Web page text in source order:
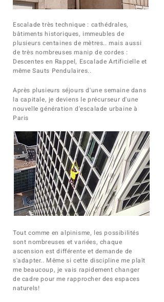
Escalade très technique : cathédrales,
bâtiments historiques, immeubles de
plusieurs centaines de mètres.. mais aussi
de très nombreuses manip de cordes :
Descentes en Rappel, Escalade Artificielle et
même Sauts Pendulaires..
Après plusieurs séjours d'une semaine dans
la capitale, je deviens le précurseur d'une
nouvelle génération d'escalade urbaine à
Paris
Tout comme en alpinisme, les possibilités
sont nombreuses et variées, chaque
ascension est différente et demande de
s'adapter.. Même si cette discipline me plaît
me beaucoup, je vais rapidement changer
de cadre pour me rapprocher des espaces
naturels!